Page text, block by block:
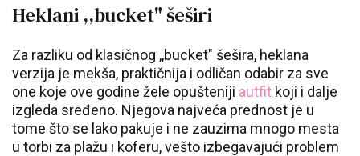
Heklani ,,bucket" šeširi
Za razliku od klasičnog ,,bucket" šešira, heklana
verzija je mekša, praktičnija i odličan odabir za sve
one koje ove godine žele opušteniji autfit koji i dalje
izgleda sređeno. Njegova najveća prednost je u
tome što se lako pakuje i ne zauzima mnogo mesta
u torbi za plažu i koferu, vešto izbegavajući problem